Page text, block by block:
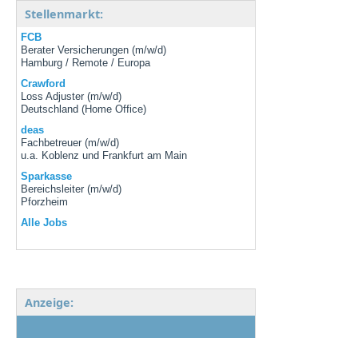
Stellenmarkt:
FCB
Berater Versicherungen (m/w/d)
Hamburg / Remote / Europa
Crawford
Loss Adjuster (m/w/d)
Deutschland (Home Office)
deas
Fachbetreuer (m/w/d)
u.a. Koblenz und Frankfurt am Main
Sparkasse
Bereichsleiter (m/w/d)
Pforzheim
Alle Jobs
Anzeige: